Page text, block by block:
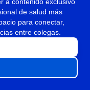
de salud más
para conectar,
entre colegas.
1997-2026